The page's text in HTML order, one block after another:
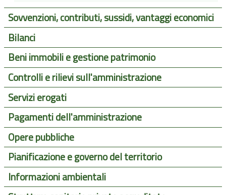
Sovvenzioni, contributi, sussidi, vantaggi economici
Bilanci
Beni immobili e gestione patrimonio
Controlli e rilievi sull'amministrazione
Servizi erogati
Pagamenti dell'amministrazione
Opere pubbliche
Pianificazione e governo del territorio
Informazioni ambientali